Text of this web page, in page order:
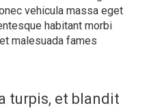
vehicula massa eget
habitant morbi
malesuada fames
turpis, et blandit